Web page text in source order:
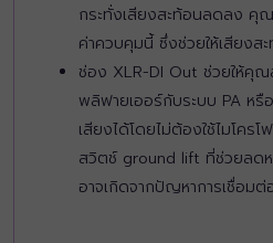
กระทั่งเสียงสะท้อนลดลง คุ
ค่าควบคุมนี้ ซึ่งช่วยให้เสียงส
ช่อง XLR-DI Out ช่วยให้คุณ
พลิฟายเออร์กับระบบ PA หรื
เสียงได้โดยไม่ต้องใช้ไมโคร
สวิตช์ ground lift ที่ช่วยลด
อาจเกิดจากปัญหาการเชื่อมต่